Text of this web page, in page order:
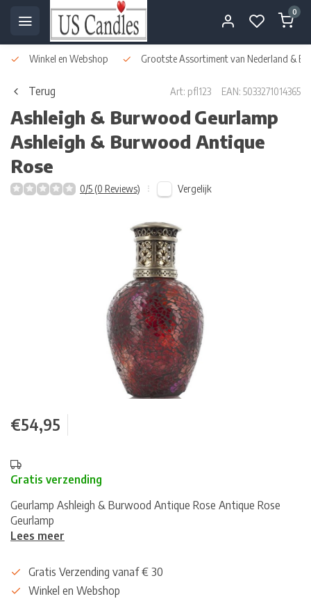
0
Winkel en Webshop Grootste Assortiment van Nederland &
Terug Art: pfl123 EAN: 5033271014365
Ashleigh & Burwood Geurlamp
Ashleigh & Burwood Antique
Rose
0/5 (0 Reviews) Vergelijk
€54,95
Gratis verzending
Geurlamp Ashleigh & Burwood Antique Rose Antique Rose
Geurlamp
Lees meer
Gratis Verzending vanaf € 30
Winkel en Webshop